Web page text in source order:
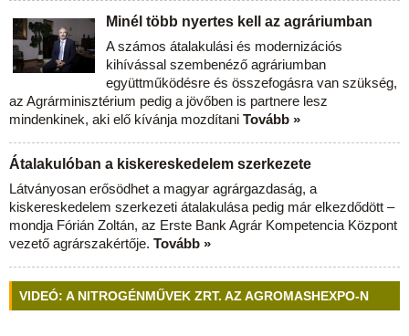
Minél több nyertes kell az agráriumban
A számos átalakulási és modernizációs
kihívással szembenéző agráriumban
együttműködésre és összefogásra van szükség,
az Agrárminisztérium pedig a jövőben is partnere lesz
mindenkinek, aki elő kívánja mozdítani Tovább »
Átalakulóban a kiskereskedelem szerkezete
Látványosan erősödhet a magyar agrárgazdaság, a
kiskereskedelem szerkezeti átalakulása pedig már elkezdődött –
mondja Fórián Zoltán, az Erste Bank Agrár Kompetencia Központ
vezető agrárszakértője. Tovább »
VIDEÓ: A NITROGÉNMŰVEK ZRT. AZ AGROMASHEXPO-N